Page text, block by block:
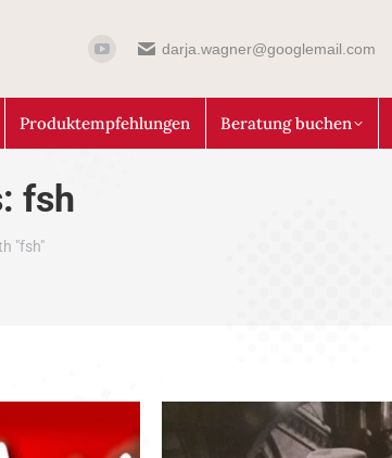
darja.wagner@googlemail.com
Produktempfehlungen Beratung buchen
fsh
"fsh"